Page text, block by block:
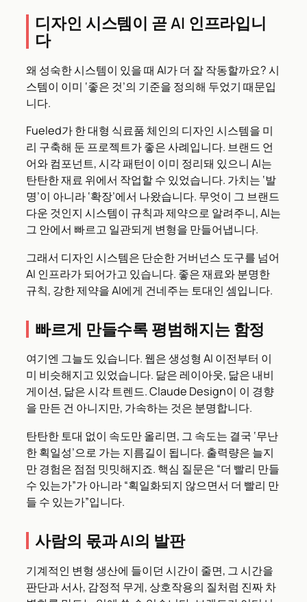
디자인 시스템이 곧 AI 인프라입니
다
왜 성숙한 시스템이 있을 때 AI가 더 잘 작동할까요? 시
스템이 이미 ‘좋은 것’의 기준을 정의해 두었기 때문입
니다.
Fueled가 한 대형 식료품 체인의 디자인 시스템을 미
리 구축해 둔 프로젝트가 좋은 사례입니다. 브랜드 언
어와 컴포넌트, 시각 패턴이 이미 정리돼 있으니 AI는
탄탄한 재료 위에서 작업할 수 있었습니다. 가치는 ‘발
명’이 아니라 ‘확장’에서 나왔습니다. 무엇이 그 브랜드
다운 것인지 시스템이 규칙과 제약으로 알려주니, AI는
그 안에서 빠르고 일관되게 변형을 만들어냅니다.
그래서 디자인 시스템은 단순한 거버넌스 도구를 넘어
AI 인프라가 되어가고 있습니다. 좋은 재료와 분명한
규칙, 강한 제약을 AI에게 건네주는 토대인 셈입니다.
빠르게 만들수록 평범해지는 함정
여기엔 그늘도 있습니다. 웹은 생성형 AI 이전부터 이
미 비슷해지고 있었습니다. 닮은 레이아웃, 닮은 내비
게이션, 닮은 시각 트렌드. Claude Design이 이 경향
을 만든 건 아니지만, 가속하는 것은 분명합니다.
탄탄한 토대 없이 속도만 올리면, 그 속도는 결국 ‘무난
한 획일성’으로 가는 지름길이 됩니다. 출력량은 늘지
만 경험은 점점 밋밋해지죠. 핵심 질문은 “더 빨리 만들
수 있는가”가 아니라 “획일화되지 않으면서 더 빨리 만
들 수 있는가”입니다.
사람의 몫과 AI의 발판
기계적인 변형 생산에 들이던 시간이 줄면, 그 시간을
판단과 서사, 감정적 무게, 상호작용의 질처럼 진짜 차